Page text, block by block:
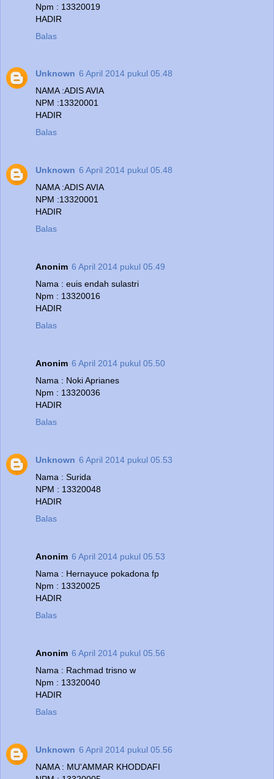
Npm : 13320019
HADIR
Balas
Unknown 6 April 2014 pukul 05.48
NAMA :ADIS AVIA
NPM :13320001
HADIR
Balas
Unknown 6 April 2014 pukul 05.48
NAMA :ADIS AVIA
NPM :13320001
HADIR
Balas
Anonim 6 April 2014 pukul 05.49
Nama : euis endah sulastri
Npm : 13320016
HADIR
Balas
Anonim 6 April 2014 pukul 05.50
Nama : Noki Aprianes
Npm : 13320036
HADIR
Balas
Unknown 6 April 2014 pukul 05.53
Nama : Surida
NPM : 13320048
HADIR
Balas
Anonim 6 April 2014 pukul 05.53
Nama : Hernayuce pokadona fp
Npm : 13320025
HADIR
Balas
Anonim 6 April 2014 pukul 05.56
Nama : Rachmad trisno w
Npm : 13320040
HADIR
Balas
Unknown 6 April 2014 pukul 05.56
NAMA : MU'AMMAR KHODDAFI